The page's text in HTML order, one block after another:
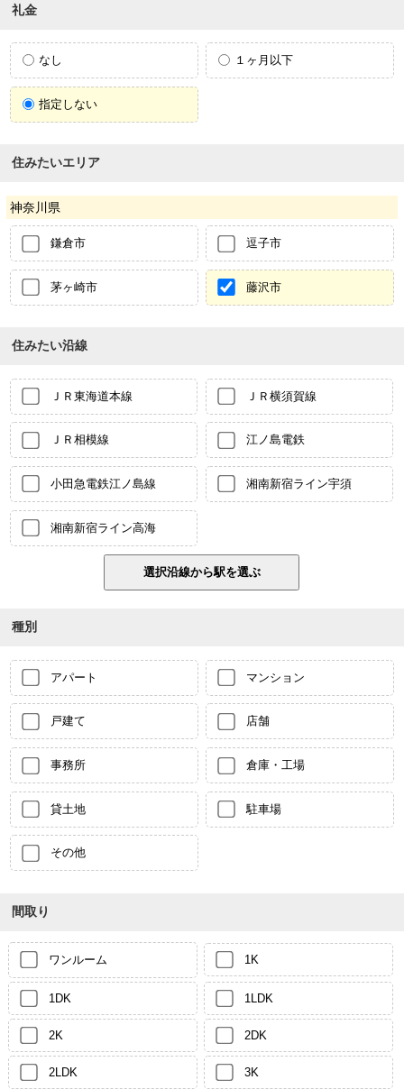
礼金
なし １ヶ月以下
指定しない
住みたいエリア
神奈川県
鎌倉市 逗子市
茅ヶ崎市 藤沢市
住みたい沿線
ＪＲ東海道本線 ＪＲ横須賀線
ＪＲ相模線 江ノ島電鉄
小田急電鉄江ノ島線 湘南新宿ライン宇須
湘南新宿ライン高海
種別
アパート マンション
戸建て 店舗
事務所 倉庫・工場
貸土地 駐車場
その他
間取り
ワンルーム 1K
1DK 1LDK
2K 2DK
2LDK 3K